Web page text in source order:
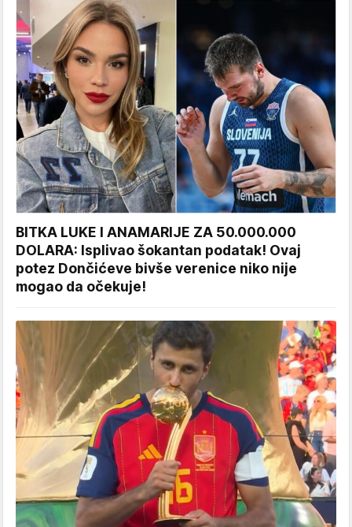
BITKA LUKE I ANAMARIJE ZA 50.000.000
DOLARA: Isplivao šokantan podatak! Ovaj
potez Dončićeve bivše verenice niko nije
mogao da očekuje!